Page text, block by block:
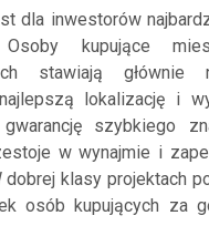
dla inwestorów
Osoby kupujące
stawiają
lokalizację i
szybkiego
w wynajmie i
dobrej klasy projektach
osób kupujących za